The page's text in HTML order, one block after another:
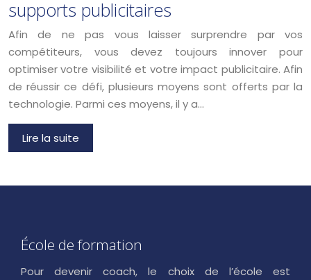
supports publicitaires
Afin de ne pas vous laisser surprendre par vos
compétiteurs, vous devez toujours innover pour
optimiser votre visibilité et votre impact publicitaire. Afin
de réussir ce défi, plusieurs moyens sont offerts par la
technologie. Parmi ces moyens, il y a…
Lire la suite
École de formation
Pour devenir coach, le choix de l’école est